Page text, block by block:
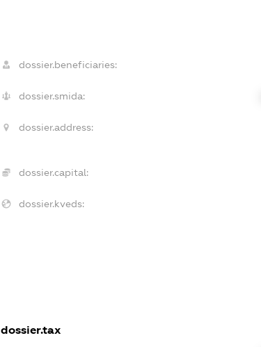
dossier.beneficiaries:
dossier.smida:
dossier.address:
dossier.capital:
dossier.kveds:
dossier.tax